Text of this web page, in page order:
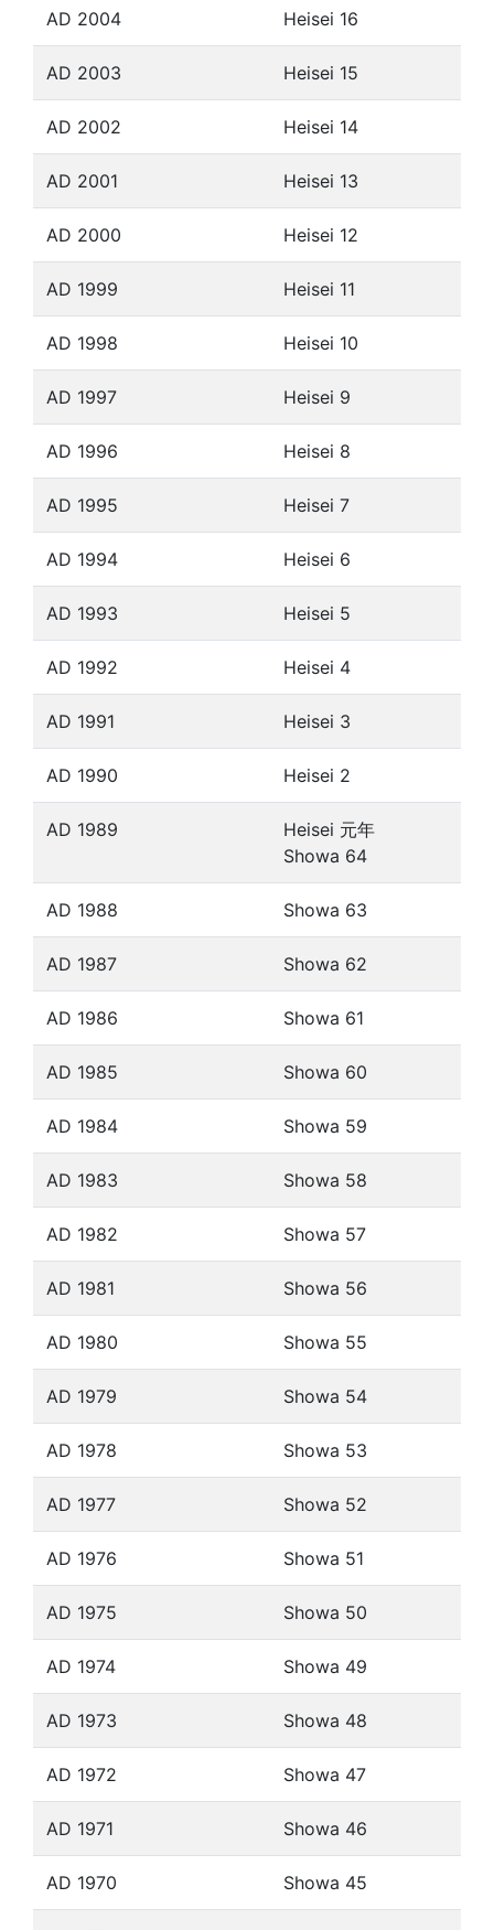
AD 2004 Heisei 16
AD 2003 Heisei 15
AD 2002 Heisei 14
AD 2001 Heisei 13
AD 2000 Heisei 12
AD 1999 Heisei 11
AD 1998 Heisei 10
AD 1997 Heisei 9
AD 1996 Heisei 8
AD 1995 Heisei 7
AD 1994 Heisei 6
AD 1993 Heisei 5
AD 1992 Heisei 4
AD 1991 Heisei 3
AD 1990 Heisei 2
AD 1989
Heisei 元年
Showa 64
AD 1988 Showa 63
AD 1987 Showa 62
AD 1986 Showa 61
AD 1985 Showa 60
AD 1984 Showa 59
AD 1983 Showa 58
AD 1982 Showa 57
AD 1981 Showa 56
AD 1980 Showa 55
AD 1979 Showa 54
AD 1978 Showa 53
AD 1977 Showa 52
AD 1976 Showa 51
AD 1975 Showa 50
AD 1974 Showa 49
AD 1973 Showa 48
AD 1972 Showa 47
AD 1971 Showa 46
AD 1970 Showa 45